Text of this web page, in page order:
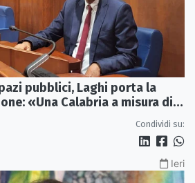
pubblici, Laghi porta la
«Una Calabria a misura di
Condividi su:
Ieri